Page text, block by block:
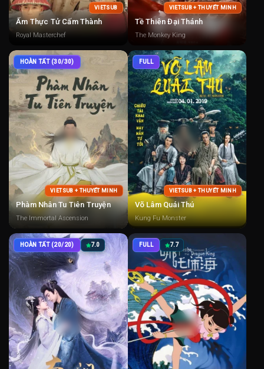
VIETSUB
Ẩm Thực Tử Cấm Thành
Royal Masterchef
VIETSUB + THUYẾT MINH
Tề Thiên Đại Thánh
The Monkey King
HOÀN TẤT (30/30)
VIETSUB + THUYẾT MINH
Phàm Nhân Tu Tiên Truyện
The Immortal Ascension
FULL
VIETSUB + THUYẾT MINH
Võ Lâm Quái Thú
Kung Fu Monster
HOÀN TẤT (20/20) 7.0 FULL 7.7